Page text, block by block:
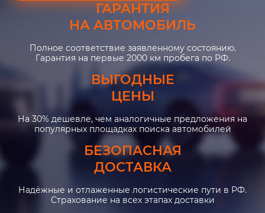
ГАРАНТИЯ
НА АВТОМОБИЛЬ
Полное соответствие заявленному состоянию.
Гарантия на первые 2000 км пробега по РФ.
ВЫГОДНЫЕ
ЦЕНЫ
На 30% дешевле, чем аналогичные предложения на
популярных площадках поиска автомобилей
БЕЗОПАСНАЯ
ДОСТАВКА
Надёжные и отлаженные логистические пути в РФ.
Страхование на всех этапах доставки